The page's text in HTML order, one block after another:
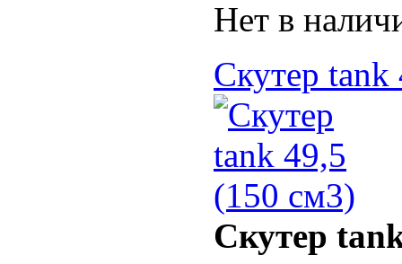
Нет в
Скутер
Скутер